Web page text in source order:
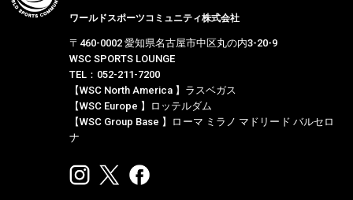
ワールドスポーツコミュニティ株式会社
〒460-0002 愛知県名古屋市中区丸の内3-20-9
WSC SPORTS LOUNGE
TEL：052-211-7200
【WSC North America 】ラスベガス
【WSC Europe 】ロッテルダム
【WSC Group Base 】ローマ ミラノ マドリード バルセロ
ナ